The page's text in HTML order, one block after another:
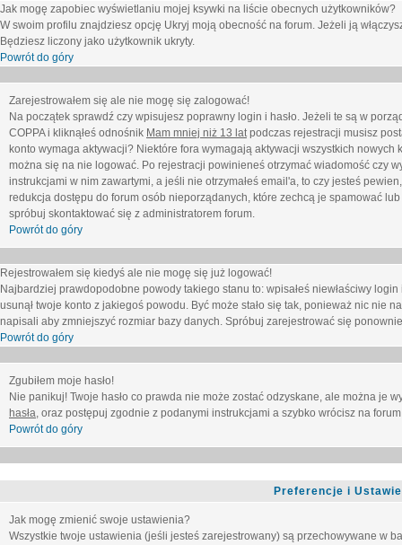
Jak mogę zapobiec wyświetlaniu mojej ksywki na liście obecnych użytkowników?
W swoim profilu znajdziesz opcję Ukryj moją obecność na forum. Jeżeli ją
Będziesz liczony jako użytkownik ukryty.
Powrót do góry
Zarejestrowałem się ale nie mogę się zalogować!
Na początek sprawdź czy wpisujesz poprawny login i hasło. Jeżeli te są w
COPPA i kliknąłeś odnośnik Mam mniej niż 13 latpodczas rejestracji musisz
konto wymaga aktywacji? Niektóre fora wymagają aktywacji wszystkich
można się na nie logować. Po rejestracji powinieneś otrzymać wiadomość czy
instrukcjami w nim zawartymi, a jeśli nie otrzymałeś email'a, to czy jesteś
redukcja dostępu do forum osób nieporządanych, które zechcą je spamować
spróbuj skontaktować się z administratorem forum.
Powrót do góry
Rejestrowałem się kiedyś ale nie mogę się już logować!
Najbardziej prawdopodobne powody takiego stanu to: wpisałeś niewłaściwy
usunął twoje konto z jakiegoś powodu. Być może stało się tak, ponieważ nic nie
napisali aby zmniejszyć rozmiar bazy danych. Spróbuj zarejestrować się
Powrót do góry
Zgubiłem moje hasło!
Nie panikuj! Twoje hasło co prawda nie może zostać odzyskane, ale można je
hasła, oraz postępuj zgodnie z podanymi instrukcjami a szybko wrócisz na forum
Powrót do góry
Preferencje i
Jak mogę zmienić swoje ustawienia?
Wszystkie twoje ustawienia (jeśli jesteś zarejestrowany) są przechowywane w